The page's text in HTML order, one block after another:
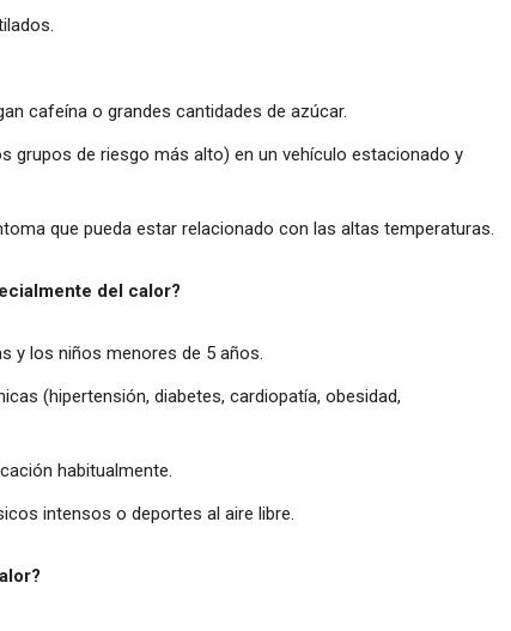
cafeína o grandes cantidades de azúcar.
grupos de riesgo más alto) en un vehículo estacionado y
que pueda estar relacionado con las altas temperaturas.
del calor?
y los niños menores de 5 años.
(hipertensión, diabetes, cardiopatía, obesidad,
habitualmente.
intensos o deportes al aire libre.